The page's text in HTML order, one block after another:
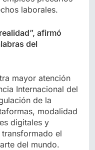
laborales.
afirmó
del
mayor atención
Internacional del
de la
modalidad
digitales y
el
del mundo.